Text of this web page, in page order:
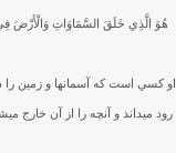
هُوَ الَّذِي خَلَقَ السَّمَاوَاتِ وَالْأَرْضَ
او كسي است كه آسمانها و زمين
رود مي‏داند و آنچه را از آن خارج